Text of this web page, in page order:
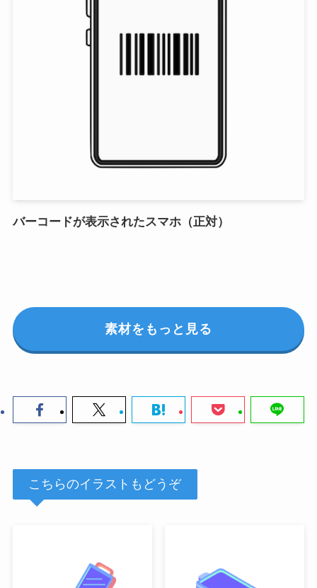
バーコードが表示されたスマホ（正対）
素材をもっと見る
こちらのイラストもどうぞ